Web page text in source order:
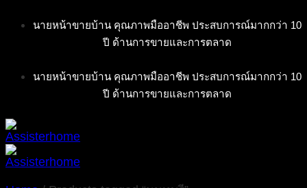
Skip
นายหน้าขายบ้าน คุณภาพมืออาชีพ ประสบการณ์มากกว่า 10
ปี ด้านการขายและการตลาด
นายหน้าขายบ้าน คุณภาพมืออาชีพ ประสบการณ์มากกว่า 10
ปี ด้านการขายและการตลาด